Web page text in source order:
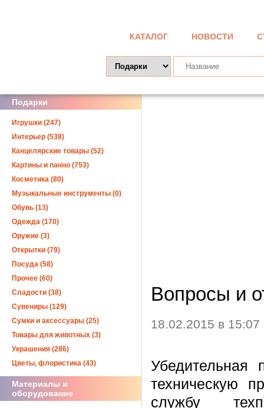
КАТАЛОГ НОВОСТИ
Вопросы и
18.02.2015 в 15:07
техническую
службу
Подарки
Игрушки (247)
Интерьер (538)
Канцелярские товары (52)
Картины и панно (753)
Косметика (80)
Музыкальные инструменты (0)
Обувь (13)
Одежда (170)
Оружие (3)
Открытки (79)
Посуда (58)
Прочее (60)
Сладости (38)
Сувениры (129)
Сумки и аксессуары (25)
Товары для животных (3)
Украшения (286)
Цветы, флористика (43)
Материалы и
оборудование